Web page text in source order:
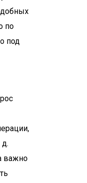
по
под
д.
важно